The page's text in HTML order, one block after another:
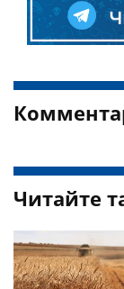
Читайте